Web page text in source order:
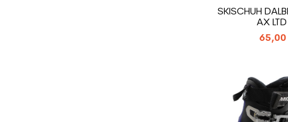
SKISCHUH
AX